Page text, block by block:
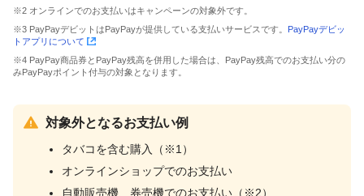
※2 オンラインでのお支払いはキャンペーンの対象外です。
※3 PayPayデビットはPayPayが提供している支払いサービスです。 PayPayデビッ
トアプリについて
※4 PayPay商品券とPayPay残高を併用した場合は、PayPay残高でのお支払い分の
みPayPayポイント付与の対象となります。
対象外となるお支払い例
タバコを含む購入（※1）
オンラインショップでのお支払い
自動販売機、券売機でのお支払い（※2）